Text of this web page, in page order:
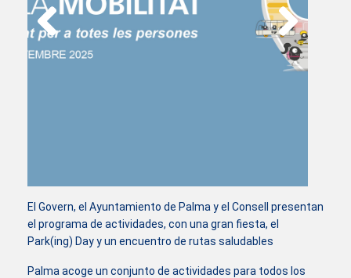
El Govern, el Ayuntamiento de Palma y el Consell presentan
el programa de actividades, con una gran fiesta, el
Park(ing) Day y un encuentro de rutas saludables
Palma acoge un conjunto de actividades para todos los